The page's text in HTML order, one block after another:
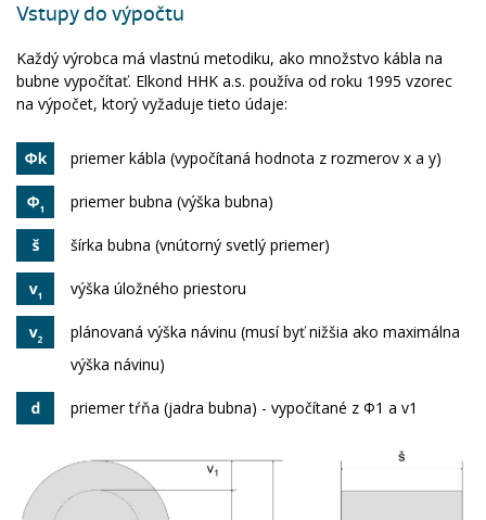
Vstupy do výpočtu
Každý výrobca má vlastnú metodiku, ako množstvo kábla na
bubne vypočítať. Elkond HHK a.s. používa od roku 1995 vzorec
na výpočet, ktorý vyžaduje tieto údaje:
priemer kábla (vypočítaná hodnota z rozmerov x a y)
priemer bubna (výška bubna)
šírka bubna (vnútorný svetlý priemer)
výška úložného priestoru
plánovaná výška návinu (musí byť nižšia ako maximálna
výška návinu)
priemer tŕňa (jadra bubna) - vypočítané z Φ1 a v1